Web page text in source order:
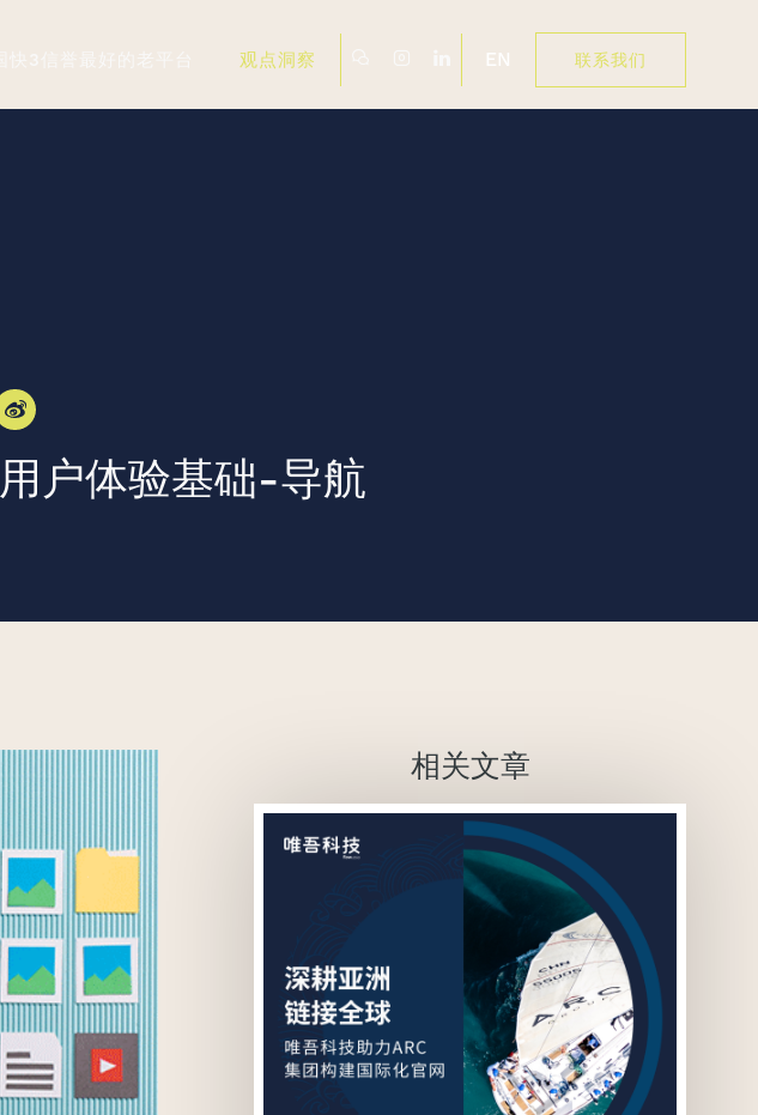
联系我们
观点洞察 EN 联系我们
户体验基础-导航
相关文章